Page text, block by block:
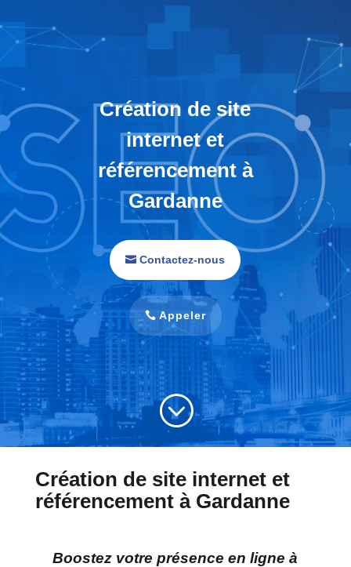
Création de site
internet et
référencement à
Gardanne
Contactez-nous
Appeler
;
Création de site internet et
référencement à Gardanne
Boostez votre présence en ligne à